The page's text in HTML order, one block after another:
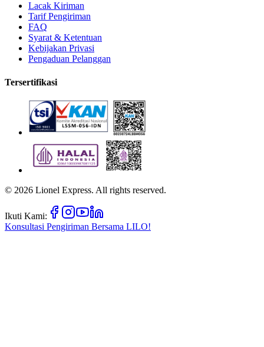
Lacak Kiriman
Tarif Pengiriman
FAQ
Syarat & Ketentuan
Kebijakan Privasi
Pengaduan Pelanggan
Tersertifikasi
© 2026 Lionel Express. All rights reserved.
Ikuti Kami:
Konsultasi Pengiriman Bersama LILO!